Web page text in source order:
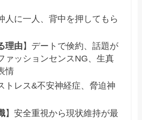
人に一人、背中を押してもら
理由】デートで倹約、話題が
ァッションセンスNG、生真
情
トレス&不安神経症、脅迫神
】安全重視から現状維持が最